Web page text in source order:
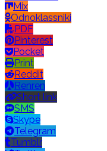
Mix
Odnoklassniki
PDF
Pinterest
Pocket
Print
Reddit
Renren
Short link
SMS
Skype
Telegram
Tumblr